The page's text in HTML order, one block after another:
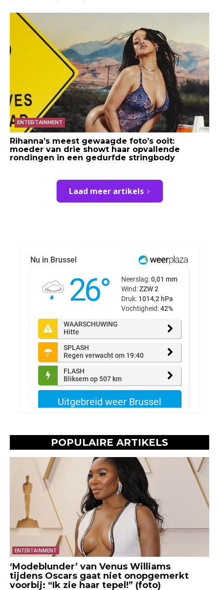
ENTERTAINMENT
Rihanna’s meest gewaagde foto’s ooit:
moeder van drie showt haar opvallende
rondingen in een gedurfde stringbody
Laad meer artikels
POPULAIRE ARTIKELS
ENTERTAINMENT
‘Modeblunder’ van Venus Williams
tijdens Oscars gaat niet onopgemerkt
voorbij: “Ik zie haar tepel!” (foto)